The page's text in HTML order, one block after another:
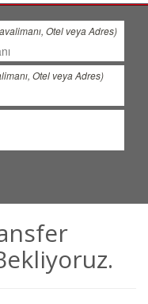
Otel veya Adres)
Otel veya Adres)